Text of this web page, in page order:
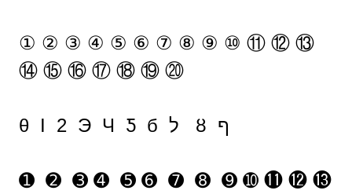
① ② ③ ④ ⑤ ⑥ ⑦ ⑧ ⑨ ⑩ ⑪ ⑫ ⑬
⑭ ⑮ ⑯ ⑰ ⑱ ⑲ ⑳
θ Ι 2 Э Ч Ƽ б ל ȣ ף
➊ ➋ ➌ ➍ ➎ ➏ ➐ ➑ ➒ ➓ ⓫ ⓬ ⓭